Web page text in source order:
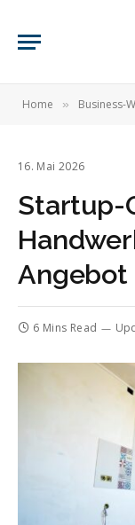
Home » Business-
16. Mai 2026
Startup-
Angebot
6 Mins Read